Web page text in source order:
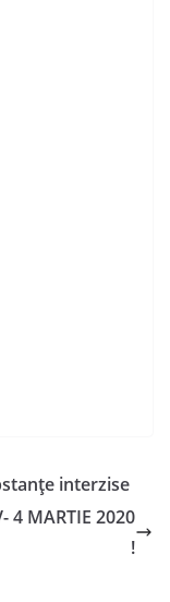
interzise
4 MARTIE 2020
!